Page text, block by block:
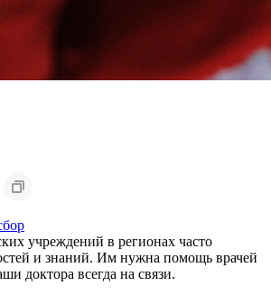
учреждений в регионах часто
и знаний. Им нужна помощь врачей
доктора всегда на связи.